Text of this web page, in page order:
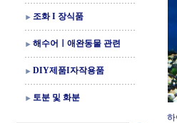
조화 I 장식품
해수어ㅣ애완동물 관련
DIY제품I자작용품
토분 및 화분